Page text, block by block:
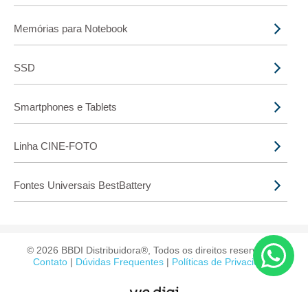
Memórias para Notebook
SSD
Smartphones e Tablets
Linha CINE-FOTO
Fontes Universais BestBattery
© 2026 BBDI Distribuidora®, Todos os direitos reservados.
Contato | Dúvidas Frequentes | Políticas de Privacidade